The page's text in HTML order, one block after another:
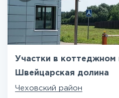
Участки в коттеджном
Швейцарская долина
Чеховский район